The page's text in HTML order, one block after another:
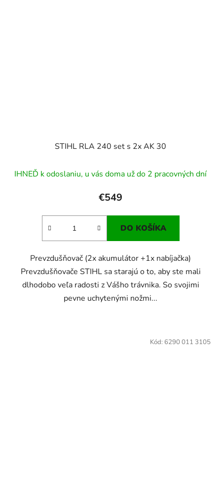
STIHL RLA 240 set s 2x AK 30
IHNEĎ k odoslaniu, u vás doma už do 2 pracovných dní
€549
DO KOŠÍKA
Prevzdušňovač (2x akumulátor +1x nabíjačka)
Prevzdušňovače STIHL sa starajú o to, aby ste mali
dlhodobo veľa radosti z Vášho trávnika. So svojimi
pevne uchytenými nožmi...
Kód: 6290 011 3105